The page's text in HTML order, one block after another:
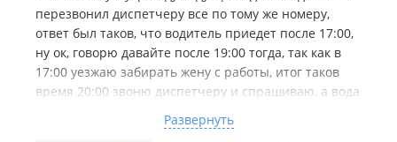
перезвонил диспетчеру все по тому же номеру,
ответ был таков, что водитель приедет после 17:00,
ну ок, говорю давайте после 19:00 тогда, так как в
17:00 уезжаю забирать жену с работы, итог таков
время 20:00 звоню диспетчеру и спрашиваю, а вода
водитель не смог спуститься, на что я ей говорю о
Развернуть